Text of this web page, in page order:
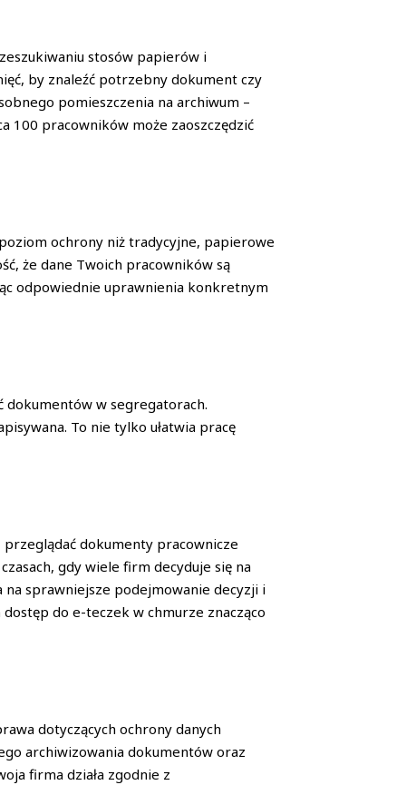
stosów papierów i
by znaleźć potrzebny dokument czy
pomieszczenia na archiwum –
100 pracowników może zaoszczędzić
ochrony niż tradycyjne, papierowe
że dane Twoich pracowników są
odpowiednie uprawnienia konkretnym
dokumentów w segregatorach.
To nie tylko ułatwia pracę
dokumenty pracownicze
gdy wiele firm decyduje się na
sprawniejsze podejmowanie decyzji i
do e-teczek w chmurze znacząco
dotyczących ochrony danych
archiwizowania dokumentów oraz
firma działa zgodnie z